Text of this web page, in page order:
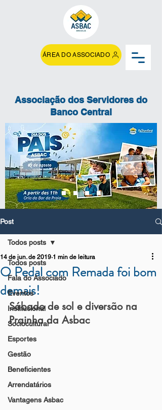
ÁREA DO ASSOCIADO
Associação dos Servidores do
Banco Central
Post
Todos posts
Fala do Associado
Eventos
Institucional
Sociocultural
Esportes
Gestão
Beneficientes
Arrendatários
Vantagens Asbac
Todos posts
O Pedal com Remada foi bom
demais!
14 de jun. de 2019 1 min de leitura
Sábado de sol e diversão na
Prainha da Asbac